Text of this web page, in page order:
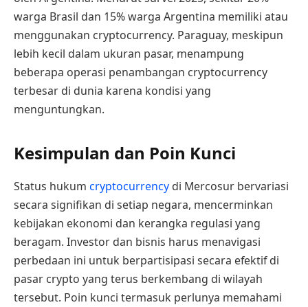
warga Brasil dan 15% warga Argentina memiliki atau
menggunakan cryptocurrency. Paraguay, meskipun
lebih kecil dalam ukuran pasar, menampung
beberapa operasi penambangan cryptocurrency
terbesar di dunia karena kondisi yang
menguntungkan.
Kesimpulan dan Poin Kunci
Status hukum cryptocurrency di Mercosur bervariasi
secara signifikan di setiap negara, mencerminkan
kebijakan ekonomi dan kerangka regulasi yang
beragam. Investor dan bisnis harus menavigasi
perbedaan ini untuk berpartisipasi secara efektif di
pasar crypto yang terus berkembang di wilayah
tersebut. Poin kunci termasuk perlunya memahami